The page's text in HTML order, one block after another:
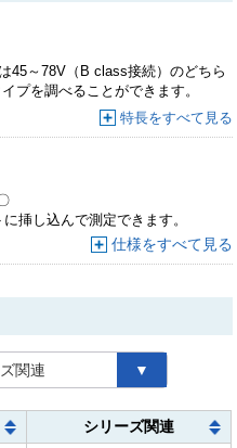
45～78V（B class接続）のどちら
プを調べることができます。
特長をすべて見る
挿し込んで測定できます。
ポートを変換するパーツが付属し
1～8のLEDの点灯状態を確認しな
仕様をすべて見る
関連 ▼
シリーズ関連